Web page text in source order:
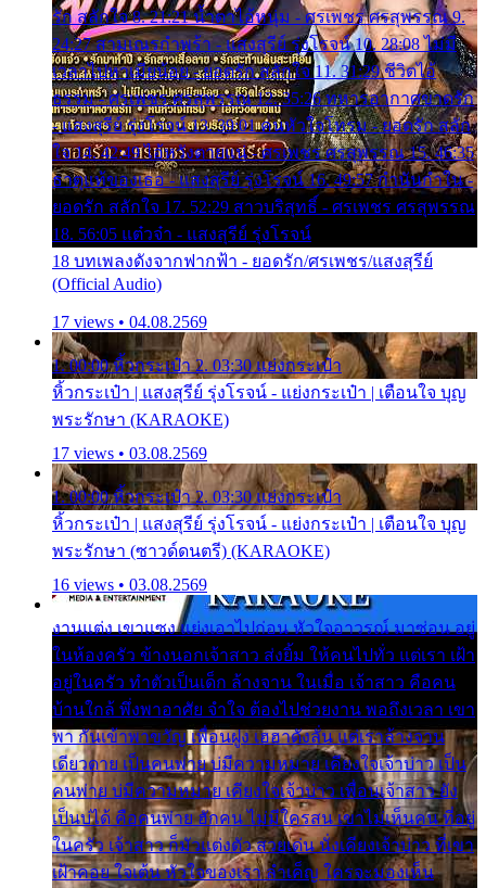
รัก สลักใจ 8. 21:21 น้ำตาไอ้หนุ่ม - ศรเพชร ศรสุพรรณ 9.
24:27 สามเณรกำพร้า - แสงสุรีย์ รุ่งโรจน์ 10. 28:08 ไม่มี
เวลาไปหาเมียน้อย - ยอดรัก สลักใจ 11. 31:29 ชีวิตไอ้
ธรรม - ศรเพชร ศรสุพรรณ 12. 35:26 ทหารอากาศขาดรัก
- แสงสุรีย์ รุ่งโรจน์ 13. 39:01 คนหัวใจโทรม - ยอดรัก สลัก
ใจ 14. 42:49 ไอ้หวังตายแน่ - ศรเพชร ศรสุพรรณ 15. 46:35
ธาตุแท้ของเธอ - แสงสุรีย์ รุ่งโรจน์ 16. 49:57 กำนันกำใน -
ยอดรัก สลักใจ 17. 52:29 สาวบริสุทธิ์ - ศรเพชร ศรสุพรรณ
18. 56:05 แต๋วจ๋า - แสงสุรีย์ รุ่งโรจน์
18 บทเพลงดังจากฟากฟ้า - ยอดรัก/ศรเพชร/แสงสุรีย์
(Official Audio)
17 views • 04.08.2569
1. 00:00 หิ้วกระเป๋า 2. 03:30 แย่งกระเป๋า
หิ้วกระเป๋า | แสงสุรีย์ รุ่งโรจน์ - แย่งกระเป๋า | เตือนใจ บุญ
พระรักษา (KARAOKE)
17 views • 03.08.2569
1. 00:00 หิ้วกระเป๋า 2. 03:30 แย่งกระเป๋า
หิ้วกระเป๋า | แสงสุรีย์ รุ่งโรจน์ - แย่งกระเป๋า | เตือนใจ บุญ
พระรักษา (ซาวด์ดนตรี) (KARAOKE)
16 views • 03.08.2569
งานแต่ง เขาแซง แย่งเอาไปก่อน หัวใจอาวรณ์ มาซ่อน อยู่
ในห้องครัว ข้างนอกเจ้าสาว ส่งยิ้ม ให้คนไปทั่ว แต่เรา เฝ้า
อยู่ในครัว ทำตัวเป็นเด็ก ล้างจาน ในเมื่อ เจ้าสาว คือคน
บ้านใกล้ พึ่งพาอาศัย จำใจ ต้องไปช่วยงาน พอถึงเวลา เขา
พา กันเข้าพาขวัญ เพื่อนฝูง เฮฮาดังลั่น แต่เราล้างจาน
เดียวดาย เป็นคนพ่าย บ่มีความหมาย เคียงใจเจ้าบ่าว เป็น
คนพ่าย บ่มีความหมาย เคียงใจเจ้าบ่าว เพื่อนเจ้าสาว ยัง
เป็นบ่ได้ คือคนพ่าย ฮักคน ไม่มีใครสน เขาไม่เห็นคน ที่อยู่
ในครัว เจ้าสาว ก็มัวแต่งตัว สวยเด่น นั่งเคียงเจ้าบ่าว ที่เขา
เฝ้าคอย ใจเต้น หัวใจของเรา ลำเค็ญ ใครจะมองเห็น